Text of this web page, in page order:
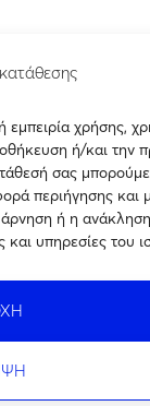
χρήσης,
ή/και την
σας
περιήγησης και
άρνηση ή η
και υπηρεσίες του